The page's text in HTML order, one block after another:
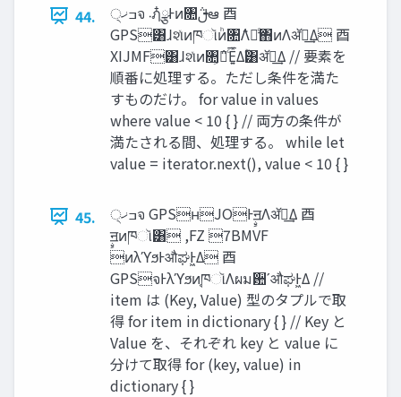
44.
੍‫ߏޚ‬จ ‫܁‬ฦ໋ྩͰͷ৚݅ࢦఆ ⾣
GPS͸ɺશͯͷཁૉͷ͏ͪ৚݅Λຬͨ͢΋ͷΛॲཧ͢Δ ⾣
XIJMF͸ɺશͯͷ৚͕݅ຬͨ͞Ε͍ͯΔؒ͸ॲཧ͢Δ // 要素を
順番に処理する。ただし条件を満た
すものだけ。 for value in values
where value < 10 { } // 両方の条件が
満たされる間、処理する。 while let
value = iterator.next(), value < 10 { }
45.
੍‫ߏޚ‬จ GPSʜJOͰࣙॻΛॲཧ͢Δ ⾣
ࣙॻͷཁૉ͸ ,FZ 7BMVF
ͷλϓϧͰऔಘͰ͖Δ ⾣
GPSจͰλϓϧͷ֤ཁૉΛผม਺ʹऔಘͰ͖Δ //
item は (Key, Value) 型のタプルで取
得 for item in dictionary { } // Key と
Value を、それぞれ key と value に
分けて取得 for (key, value) in
dictionary { }